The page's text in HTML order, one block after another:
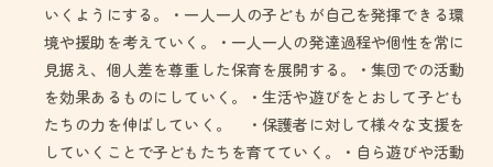
いくようにする。・一人一人の子どもが自己を発揮できる環
境や援助を考えていく。・一人一人の発達過程や個性を常に
見据え、個人差を尊重した保育を展開する。・集団での活動
を効果あるものにしていく。・生活や遊びをとおして子ども
たちの力を伸ばしていく。 ・保護者に対して様々な支援を
していくことで子どもたちを育てていく。・自ら遊びや活動